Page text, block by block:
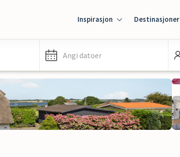
Inspirasjon Destinasjoner
Angi datoer